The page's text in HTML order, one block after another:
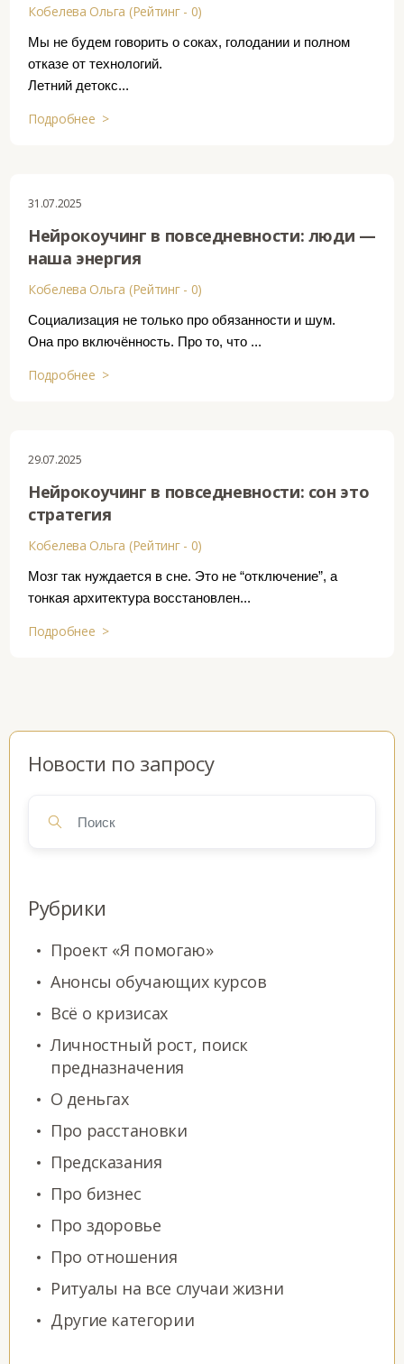
Кобелева Ольга (Рейтинг - 0)
Мы не будем говорить о соках, голодании и полном
отказе от технологий.
Летний детокс...
Подробнее >
31.07.2025
Нейрокоучинг в повседневности: люди —
наша энергия
Кобелева Ольга (Рейтинг - 0)
Социализация не только про обязанности и шум.
Она про включённость. Про то, что ...
Подробнее >
29.07.2025
Нейрокоучинг в повседневности: сон это
стратегия
Кобелева Ольга (Рейтинг - 0)
Мозг так нуждается в сне. Это не “отключение”, а
тонкая архитектура восстановлен...
Подробнее >
Новости по запросу
Рубрики
Проект «Я помогаю»
Анонсы обучающих курсов
Всё о кризисах
Личностный рост, поиск
предназначения
О деньгах
Про расстановки
Предсказания
Про бизнес
Про здоровье
Про отношения
Ритуалы на все случаи жизни
Другие категории